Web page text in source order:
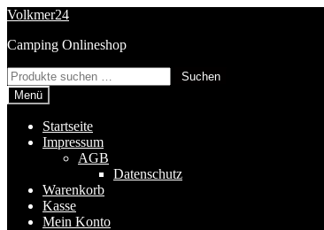
Zur
springen
Zum
springen
Volkmer24
Camping Onlineshop
Suchen
nach:
Suchen
Menü
Startseite
Impressum
AGB
Datenschutz
Warenkorb
Kasse
Mein Konto